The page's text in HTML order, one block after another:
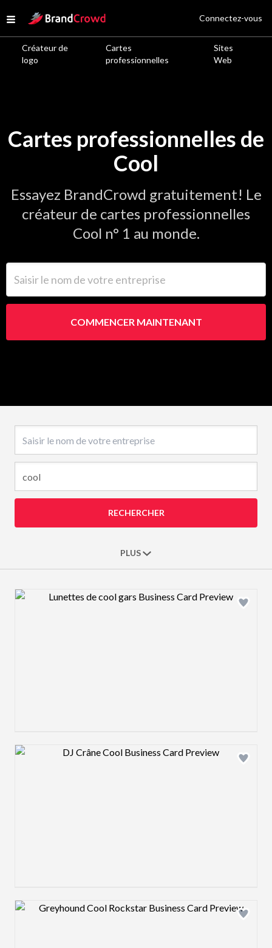
Open menu
Site Logo
Créateur de
logo
Cartes
professionnelles
Sites
Web
Connectez-vous
Cartes professionnelles de
Cool
Essayez BrandCrowd gratuitement! Le
créateur de cartes professionnelles
Cool n° 1 au monde.
COMMENCER MAINTENANT
RECHERCHER
PLUS
Design preview image
Design preview image
Design preview image